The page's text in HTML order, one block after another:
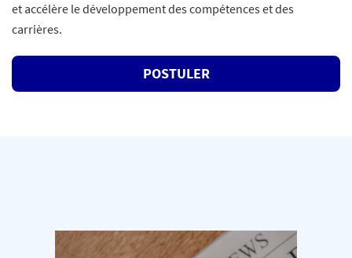
et accélère le développement des compétences et des
carrières.
POSTULER